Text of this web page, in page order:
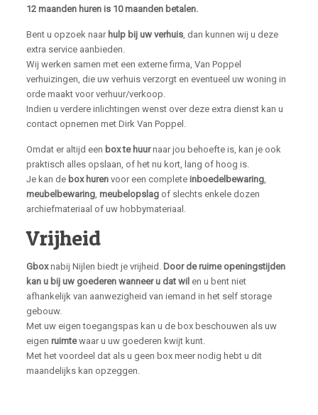
12 maanden huren is 10 maanden betalen.
Bent u opzoek naar hulp bij uw verhuis, dan kunnen wij u deze
extra service aanbieden.
Wij werken samen met een externe firma, Van Poppel
verhuizingen, die uw verhuis verzorgt en eventueel uw woning in
orde maakt voor verhuur/verkoop.
Indien u verdere inlichtingen wenst over deze extra dienst kan u
contact opnemen met Dirk Van Poppel.
Omdat er altijd een box te huurnaar jou behoefte is, kan je ook
praktisch alles opslaan, of het nu kort, lang of hoog is.
Je kan de box hurenvoor een complete inboedelbewaring,
meubelbewaring, meubelopslagof slechts enkele dozen
archiefmateriaal of uw hobbymateriaal.
Vrijheid
Gboxnabij Nijlen biedt je vrijheid. Door de ruime openingstijden
kan u bij uw goederen wanneer u dat wil en u bent niet
afhankelijk van aanwezigheid van iemand in het self storage
gebouw.
Met uw eigen toegangspas kan u de box beschouwen als uw
eigen ruimtewaar u uw goederen kwijt kunt.
Met het voordeel dat als u geen box meer nodig hebt u dit
maandelijks kan opzeggen.